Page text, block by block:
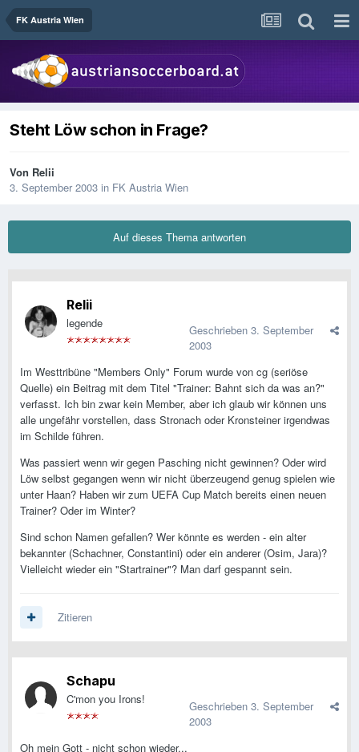
FK Austria Wien
Steht Löw schon in Frage?
Von Relii
3. September 2003 in FK Austria Wien
Auf dieses Thema antworten
Relii
legende Geschrieben 3. September
2003
Im Westtribüne "Members Only" Forum wurde von cg (seriöse
Quelle) ein Beitrag mit dem Titel "Trainer: Bahnt sich da was an?"
verfasst. Ich bin zwar kein Member, aber ich glaub wir können uns
alle ungefähr vorstellen, dass Stronach oder Kronsteiner irgendwas
im Schilde führen.
Was passiert wenn wir gegen Pasching nicht gewinnen? Oder wird
Löw selbst gegangen wenn wir nicht überzeugend genug spielen wie
unter Haan? Haben wir zum UEFA Cup Match bereits einen neuen
Trainer? Oder im Winter?
Sind schon Namen gefallen? Wer könnte es werden - ein alter
bekannter (Schachner, Constantini) oder ein anderer (Osim, Jara)?
Vielleicht wieder ein "Startrainer"? Man darf gespannt sein.
Zitieren
Schapu
C'mon you Irons! Geschrieben 3. September
2003
Oh mein Gott - nicht schon wieder...